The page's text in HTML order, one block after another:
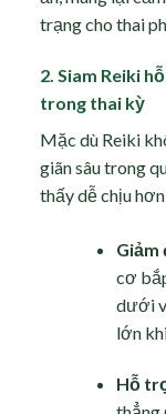
trạng cho thai
2. Siam Reiki
trong thai kỳ
Mặc dù Reiki
giãn sâu trong
thấy dễ chịu
Giảm
cơ
dưới
lớn
Hỗ